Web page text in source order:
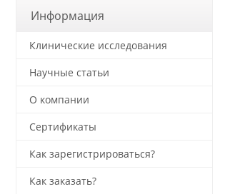
Информация
Клинические исследования
Научные статьи
О компании
Сертификаты
Как зарегистрироваться?
Как заказать?